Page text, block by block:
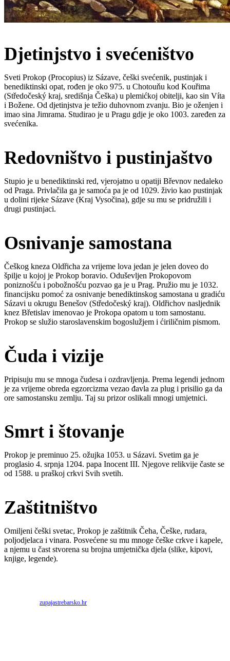
Djetinjstvo i svećeništvo
Sveti Prokop (Procopius) iz Sázave, češki svećenik, pustinjak i
benediktinski opat, rođen je oko 975. u Chotouňu kod Kouřima
(Středočeský kraj, središnja Češka) u plemićkoj obitelji, kao sin Víta
i Božene. Od djetinjstva je težio duhovnom zvanju. Bio je oženjen i
imao sina Jimrama. Studirao je u Pragu gdje je oko 1003. zaređen za
svećenika.
Redovništvo i pustinjaštvo
Stupio je u benediktinski red, vjerojatno u opatiji Břevnov nedaleko
od Praga. Privlačila ga je samoća pa je od 1029. živio kao pustinjak
u dolini rijeke Sázave (Kraj Vysočina), gdje su mu se pridružili i
drugi pustinjaci.
Osnivanje samostana
Češkog kneza Oldřicha za vrijeme lova jedan je jelen doveo do
špilje u kojoj je Prokop boravio. Oduševljen Prokopovom
poniznošću i pobožnošću pozvao ga je u Prag. Pružio mu je 1032.
financijsku pomoć za osnivanje benediktinskog samostana u gradiću
Sázavi u okrugu Benešov (Středočeský kraj). Oldřichov nasljednik
knez Břetislav imenovao je Prokopa opatom u tom samostanu.
Prokop se služio staroslavenskim bogoslužjem i ćiriličnim pismom.
Čuda i vizije
Pripisuju mu se mnoga čudesa i ozdravljenja. Prema legendi jednom
je za vrijeme obreda egzorcizma vezao đavla za plug i prisilio ga da
ore samostansku zemlju. Taj su prizor oslikali mnogi umjetnici.
Smrt i štovanje
Prokop je preminuo 25. ožujka 1053. u Sázavi. Svetim ga je
proglasio 4. srpnja 1204. papa Inocent III. Njegove relikvije časte se
od 1588. u praškoj crkvi Svih svetih.
Zaštitništvo
Omiljeni češki svetac, Prokop je zaštitnik Čeha, Češke, rudara,
poljodjelaca i vinara. Posvećene su mu mnoge češke crkve i kapele,
a njemu u čast stvorena su brojna umjetnička djela (slike, kipovi,
knjige, legende).
Izvor:zupajastrebarsko.hr